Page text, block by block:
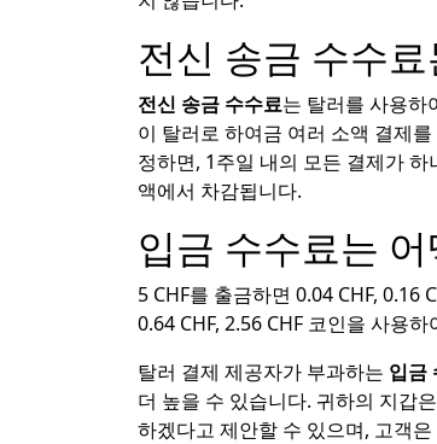
전신 송금 수수
전신 송금 수수료는 탈러를 사용하
이 탈러로 하여금 여러 소액 결제
정하면, 1주일 내의 모든 결제가
액에서 차감됩니다.
입금 수수료는
5 CHF를 출금하면 0.04 CHF, 0.16
0.64 CHF, 2.56 CHF 코인을 사용
탈러 결제 제공자가 부과하는 입금
더 높을 수 있습니다. 귀하의 지갑
하겠다고 제안할 수 있으며, 고객